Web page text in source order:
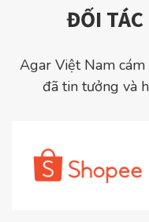
ĐỐI TÁC
Agar Việt Nam cám
đã tin tưởng và